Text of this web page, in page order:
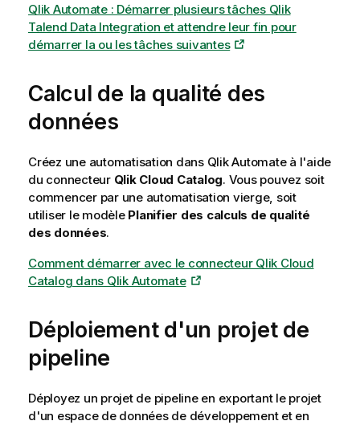
Qlik Automate : Démarrer plusieurs tâches Qlik
Talend Data Integration et attendre leur fin pour
démarrer la ou les tâches suivantes
Calcul de la qualité des
données
Créez une automatisation dans Qlik Automateà l'aide
du connecteur Qlik Cloud Catalog. Vous pouvez soit
commencer par une automatisation vierge, soit
utiliser le modèle Planifier des calculs de qualité
des données.
Comment démarrer avec le connecteur Qlik Cloud
Catalog dans Qlik Automate
Déploiement d'un projet de
pipeline
Déployez un projet de pipeline en exportant le projet
d'un espace de données de développement et en